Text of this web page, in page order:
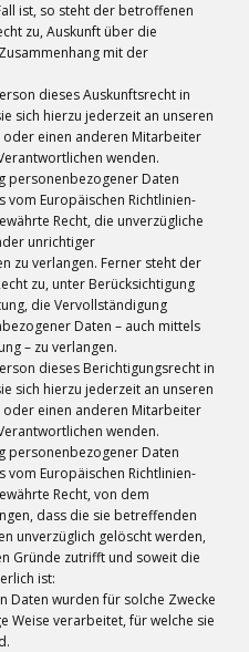
ist, so steht der betroffenen
zu, Auskunft über die
mit der
dieses Auskunftsrecht in
sich hierzu jederzeit an unseren
einen anderen Mitarbeiter
wenden.
personenbezogener Daten
Europäischen Richtlinien-
Recht, die unverzügliche
unrichtiger
zu verlangen. Ferner steht der
zu, unter Berücksichtigung
die Vervollständigung
Daten – auch mittels
– zu verlangen.
dieses Berichtigungsrecht in
sich hierzu jederzeit an unseren
einen anderen Mitarbeiter
wenden.
personenbezogener Daten
Europäischen Richtlinien-
Recht, von dem
dass die sie betreffenden
unverzüglich gelöscht werden,
Gründe zutrifft und soweit die
ist:
Daten wurden für solche Zwecke
Weise verarbeitet, für welche sie